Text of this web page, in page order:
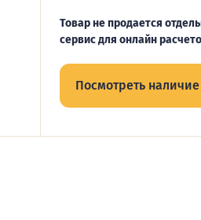
Товар не продается
сервис для онлайн
Посмотреть наличие